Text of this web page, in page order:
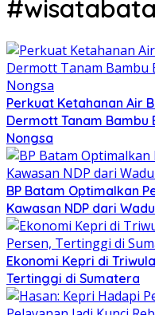
Perkuat Ketahanan Air
Dermott Tanam Bambu
Nongsa
BP Batam Optimalkan
Kawasan NDP dari
Ekonomi Kepri di
Tertinggi di Sumatera